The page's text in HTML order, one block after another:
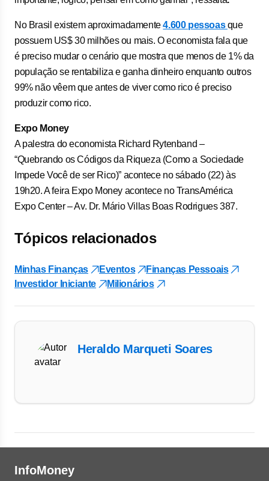
No Brasil existem aproximadamente4.600 pessoasque
possuem US$ 30 milhões ou mais. O economista fala que
é preciso mudar o cenário que mostra que menos de 1% da
população se rentabiliza e ganha dinheiro enquanto outros
99% não vêem que antes de viver como rico é preciso
produzir como rico.
Expo Money
A palestra do economista Richard Rytenband –
“Quebrando os Códigos da Riqueza (Como a Sociedade
Impede Você de ser Rico)” acontece no sábado (22) às
19h20. A feira Expo Money acontece no TransAmérica
Expo Center – Av. Dr. Mário Villas Boas Rodrigues 387.
Tópicos relacionados
Minhas Finanças Eventos
Finanças Pessoais
Investidor Iniciante
Milionários
Heraldo Marqueti Soares
InfoMoney